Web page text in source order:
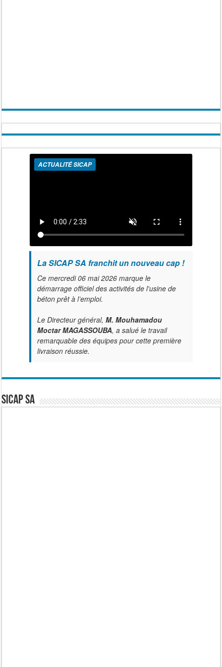
ACTUALITÉ SICAP
La SICAP SA franchit un nouveau cap !
Ce mercredi 06 mai 2026 marque le
démarrage officiel des activités de l'usine de
béton prêt à l’emploi.
Le Directeur général, M. Mouhamadou
Moctar MAGASSOUBA, a salué le travail
remarquable des équipes pour cette première
livraison réussie.
SICAP SA